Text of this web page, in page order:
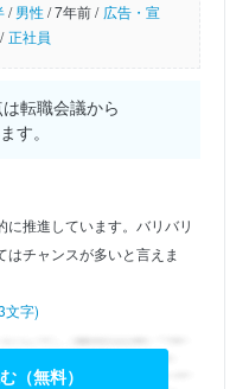
/男性/7年前 / 広告・宣
正社員
転職会議から
す。
推進しています。バリバリ
チャンスが多いと言えま
文字)
（無料）